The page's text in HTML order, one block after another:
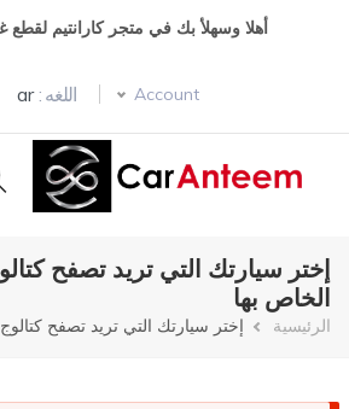
أهلا وسهلأ بك في متجر كارانتيم لقطع
Account اللغه :
language
إختر سيارتك التي تريد تصفح
الخاص بها
مسار
الرئيسية إختر سيارتك التي تريد تصفح